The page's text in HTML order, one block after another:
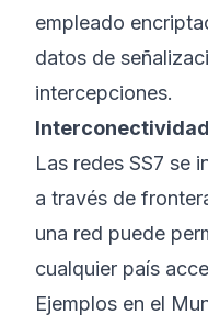
empleado
datos de
intercepciones.
Las redes SS7 se
a través de
una red puede
cualquier país
Ejemplos en el